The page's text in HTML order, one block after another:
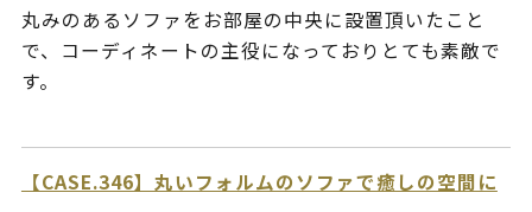
丸みのあるソファをお部屋の中央に設置頂いたこと
で、コーディネートの主役になっておりとても素敵で
す。
【CASE.346】丸いフォルムのソファで癒しの空間に